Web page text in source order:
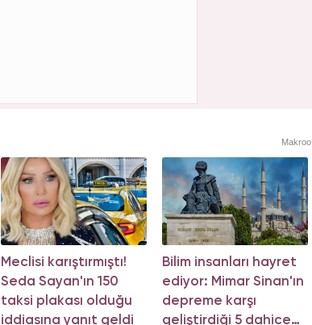
Makroo
Meclisi karıştırmıştı!
Seda Sayan'ın 150
taksi plakası olduğu
iddiasına yanıt geldi
Bilim insanları hayret
ediyor: Mimar Sinan'ın
depreme karşı
geliştirdiği 5 dahice